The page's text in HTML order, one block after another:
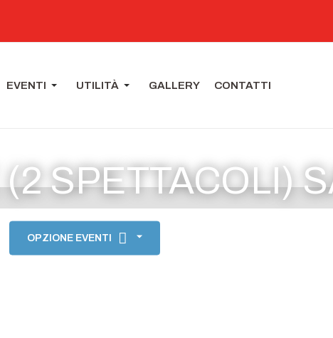
EVENTI UTILITÀ GALLERY CONTATTI
SPETTACOLI)
OPZIONE EVENTI